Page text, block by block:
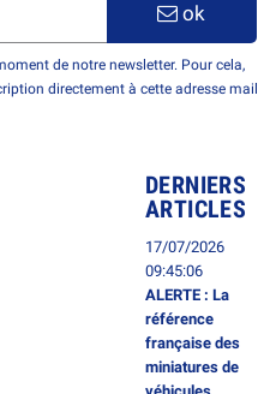
ok
de notre newsletter. Pour cela,
directement à cette adresse mail
DERNIERS
ARTICLES
17/07/2026
09:45:06
ALERTE : La
référence
française des
miniatures de